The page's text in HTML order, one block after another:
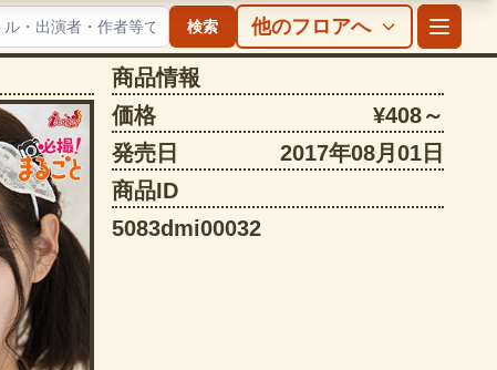
検索 他のフロアへ
商品情報
価格
¥408～
発売日
2017年08月01日
商品ID
5083dmi00032